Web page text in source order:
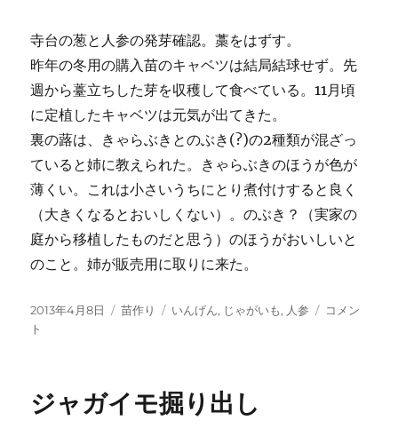
寺台の葱と人参の発芽確認。藁をはずす。
昨年の冬用の購入苗のキャベツは結局結球せず。先
週から薹立ちした芽を収穫して食べている。11月頃
に定植したキャベツは元気が出てきた。
裏の蕗は、きゃらぶきとのぶき(?)の2種類が混ざっ
ていると姉に教えられた。きゃらぶきのほうが色が
薄くい。これは小さいうちにとり煮付けすると良く
（大きくなるとおいしくない）。のぶき？（実家の
庭から移植したものだと思う）のほうがおいしいと
のこと。姉が販売用に取りに来た。
投
稿
2013年4月8日
カ
苗作り
タ
いんげん, じゃがいも, 人参
苗
コメン
ト
ジャガイモ掘り出し